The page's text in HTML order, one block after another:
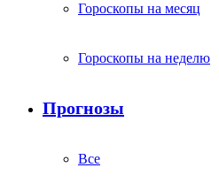
Гороскопы на месяц
Гороскопы на неделю
Прогнозы
Все